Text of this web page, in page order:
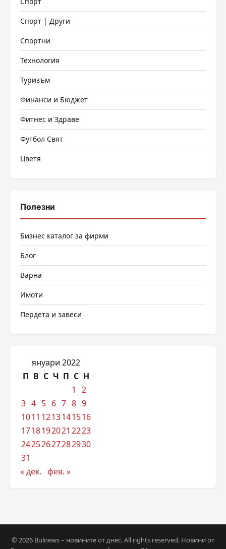
Спорт | Други
Спортни
Технология
Туризъм
Финанси и Бюджет
Фитнес и Здраве
Футбол Свят
Цветя
Полезни
Бизнес каталог за фирми
Блог
Варна
Имоти
Пердета и завеси
януари 2022
П В С Ч П С Н
1
2
3 4 5 6 7 8 9
1011 1213141516
1718192021 2223
24252627282930
31
« дек. фев. »
© 2026 Bulnews – новините от днес. All rights reserved. Новини от